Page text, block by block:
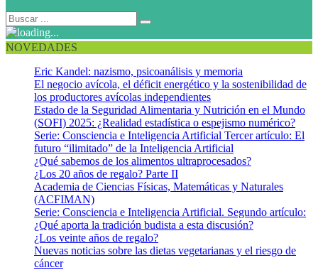
NOVEDADES
Eric Kandel: nazismo, psicoanálisis y memoria
El negocio avícola, el déficit energético y la sostenibilidad de
los productores avícolas independientes
Estado de la Seguridad Alimentaria y Nutrición en el Mundo
(SOFI) 2025: ¿Realidad estadística o espejismo numérico?
Serie: Consciencia e Inteligencia Artificial Tercer artículo: El
futuro “ilimitado” de la Inteligencia Artificial
¿Qué sabemos de los alimentos ultraprocesados?
¿Los 20 años de regalo? Parte II
Academia de Ciencias Físicas, Matemáticas y Naturales
(ACFIMAN)
Serie: Consciencia e Inteligencia Artificial. Segundo artículo:
¿Qué aporta la tradición budista a esta discusión?
¿Los veinte años de regalo?
Nuevas noticias sobre las dietas vegetarianas y el riesgo de
cáncer